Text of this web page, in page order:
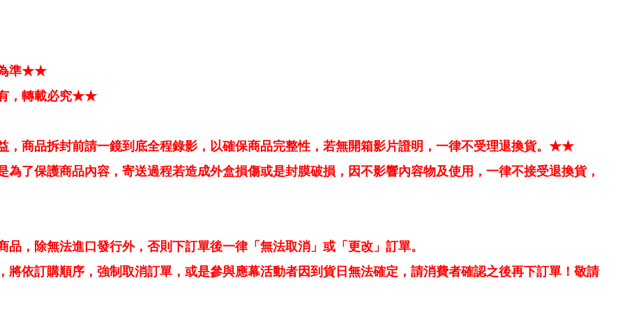
準★★
，轉載必究★★
商品拆封前請一鏡到底全程錄影，以確保商品完整性，若無開箱影片證明，一律不受理退換貨。★★
了保護商品內容，寄送過程若造成外盒損傷或是封膜破損，因不影響內容物及使用，一律不接受退換貨，
，除無法進口發行外，否則下訂單後一律「無法取消」或「更改」訂單。
將依訂購順序，強制取消訂單，或是參與應幕活動者因到貨日無法確定，請消費者確認之後再下訂單！敬請